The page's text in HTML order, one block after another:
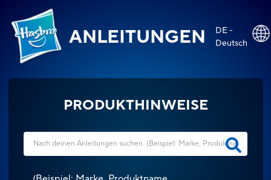
ANLEITUNGEN
DE -
Deutsch
PRODUKTHINWEISE